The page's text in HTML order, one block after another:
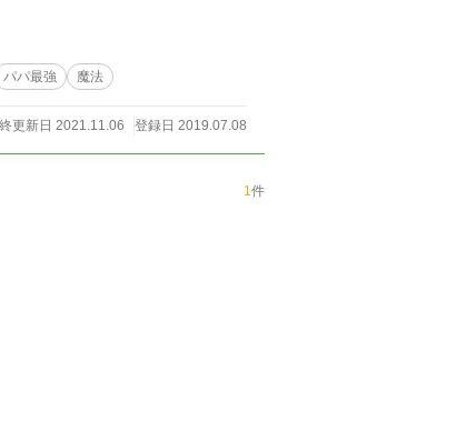
パパ最強 魔法
更新日 2021.11.06 登録日 2019.07.08
1件